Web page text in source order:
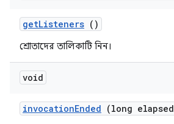
getListeners ()
শ্রোতাদের তালিকাটি নিন।
void
invocationEnded (long elapsed